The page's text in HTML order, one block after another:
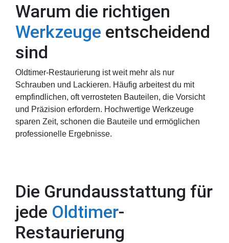
Warum die richtigen
Werkzeuge entscheidend
sind
Oldtimer-Restaurierung ist weit mehr als nur
Schrauben und Lackieren. Häufig arbeitest du mit
empfindlichen, oft verrosteten Bauteilen, die Vorsicht
und Präzision erfordern. Hochwertige Werkzeuge
sparen Zeit, schonen die Bauteile und ermöglichen
professionelle Ergebnisse.
Die Grundausstattung für
jede Oldtimer-
Restaurierung